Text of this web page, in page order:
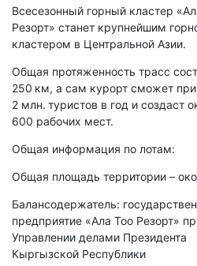
Всесезонный горный кластер
Резорт» станет крупнейшим
кластером в Центральной Азии.
Общая протяженность трасс
250 км, а сам курорт сможет
2 млн. туристов в год и создаст
600 рабочих мест.
Общая информация по лотам:
Общая площадь территории –
Балансодержатель:
предприятие «Ала Тоо Резорт»
Управлении делами Президента
Кыргызской Республики